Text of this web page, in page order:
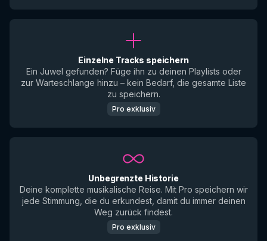
Einzelne Tracks speichern
Ein Juwel gefunden? Füge ihn zu deinen Playlists oder
zur Warteschlange hinzu – kein Bedarf, die gesamte Liste
zu speichern.
Pro exklusiv
Unbegrenzte Historie
Deine komplette musikalische Reise. Mit Pro speichern wir
jede Stimmung, die du erkundest, damit du immer deinen
Weg zurück findest.
Pro exklusiv